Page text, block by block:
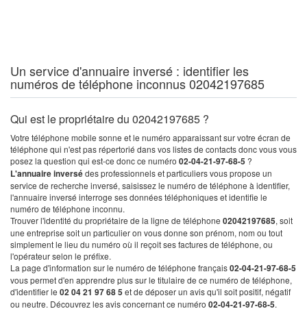
Un service d'annuaire inversé : identifier les
numéros de téléphone inconnus 02042197685
Qui est le propriétaire du 02042197685 ?
Votre téléphone mobile sonne et le numéro apparaissant sur votre écran de
téléphone qui n'est pas répertorié dans vos listes de contacts donc vous vous
posez la question qui est-ce donc ce numéro 02-04-21-97-68-5 ?
L'annuaire inversédes professionnels et particuliers vous propose un
service de recherche inversé, saisissez le numéro de téléphone à identifier,
l'annuaire inversé interroge ses données téléphoniques et identifie le
numéro de téléphone inconnu.
Trouver l'identité du propriétaire de la ligne de téléphone 02042197685, soit
une entreprise soit un particulier on vous donne son prénom, nom ou tout
simplement le lieu du numéro où il reçoit ses factures de téléphone, ou
l'opérateur selon le préfixe.
La page d'information sur le numéro de téléphone français02-04-21-97-68-5
vous permet d'en apprendre plus sur le titulaire de ce numéro de téléphone,
d'identifier le 02 04 21 97 68 5et de déposer un avis qu'il soit positif, négatif
ou neutre. Découvrez les avis concernant ce numéro 02-04-21-97-68-5.